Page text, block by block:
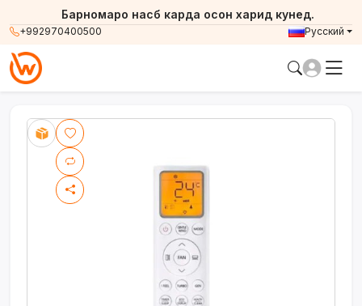
+992970400500
Барномаро насб карда осон харид кунед.
Русский